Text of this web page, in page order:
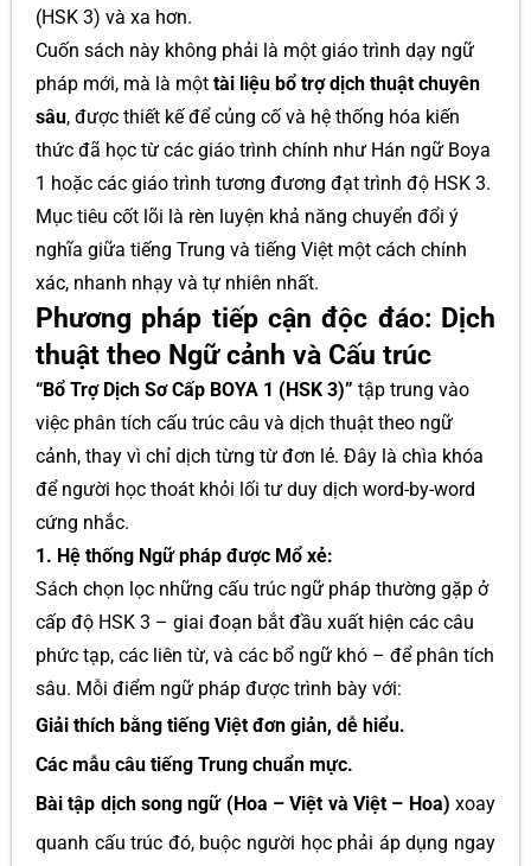
(HSK 3) và xa hơn.
Cuốn sách này không phải là một giáo trình dạy ngữ
pháp mới, mà là một tài liệu bổ trợ dịch thuật chuyên
sâu, được thiết kế để củng cố và hệ thống hóa kiến
thức đã học từ các giáo trình chính như Hán ngữ Boya
1 hoặc các giáo trình tương đương đạt trình độ HSK 3.
Mục tiêu cốt lõi là rèn luyện khả năng chuyển đổi ý
nghĩa giữa tiếng Trung và tiếng Việt một cách chính
xác, nhanh nhạy và tự nhiên nhất.
Phương pháp tiếp cận độc đáo: Dịch
thuật theo Ngữ cảnh và Cấu trúc
“Bổ Trợ Dịch Sơ Cấp BOYA 1 (HSK 3)” tập trung vào
việc phân tích cấu trúc câu và dịch thuật theo ngữ
cảnh, thay vì chỉ dịch từng từ đơn lẻ. Đây là chìa khóa
để người học thoát khỏi lối tư duy dịch word-by-word
cứng nhắc.
1. Hệ thống Ngữ pháp được Mổ xẻ:
Sách chọn lọc những cấu trúc ngữ pháp thường gặp ở
cấp độ HSK 3 – giai đoạn bắt đầu xuất hiện các câu
phức tạp, các liên từ, và các bổ ngữ khó – để phân tích
sâu. Mỗi điểm ngữ pháp được trình bày với:
Giải thích bằng tiếng Việt đơn giản, dễ hiểu.
Các mẫu câu tiếng Trung chuẩn mực.
Bài tập dịch song ngữ (Hoa – Việt và Việt – Hoa) xoay
quanh cấu trúc đó, buộc người học phải áp dụng ngay